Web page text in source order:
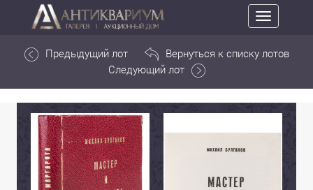
Toggle
navigation
Предыдущий лот
Вернуться к списку лотов
Следующий лот